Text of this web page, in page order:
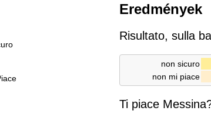
Eredmények
Risultato, sulla
non sicuro
non mi piace
Ti piace